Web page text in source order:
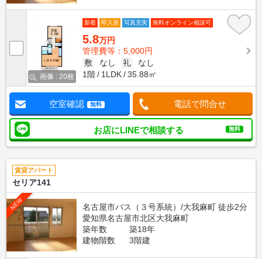
画像 : 20枚
新着 即入居 写真充実 無料オンライン相談可
5.8万円
管理費等：5,000円
敷
なし 礼
なし
1階
1LDK 35.88㎡
空室確認 無料 電話で問合せ
お店にLINEで相談する 無料
賃貸アパート
セリア141
NEW
名古屋市バス（３号系統）/大我麻町 徒歩2分
愛知県名古屋市北区大我麻町
築年数
築18年
建物階数
3階建